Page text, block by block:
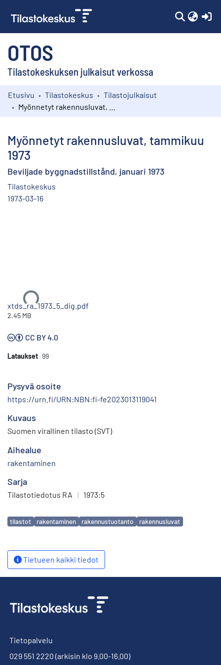
OTOS
Tilastokeskuksen julkaisut verkossa
Kokoelmat
Etusivu Tilastokeskus
Tilastojulkaisut
Myönnetyt rakennusluvat, tammikuu
1973
Beviljade byggnadstillstånd, januari 1973
Tilastokeskus
1973-03-16
Ladataan...
xtds_ra_1973_5_dig.pdf
2.45 MB
CC BY 4.0
Lataukset 99
Pysyvä osoite
https://urn.fi/URN:NBN:fi-fe2023013119041
Kuvaus
Suomen virallinen tilasto (SVT)
Aihealue
rakentaminen
Sarja
Tilastotiedotus RA | 1973:5
Avainsanat
tilastot rakentaminen rakennustuotanto rakennusluvat
Tietueen kaikki tiedot
Tietopalvelu
029 551 2220 (arkisin klo 9.00-16.00)